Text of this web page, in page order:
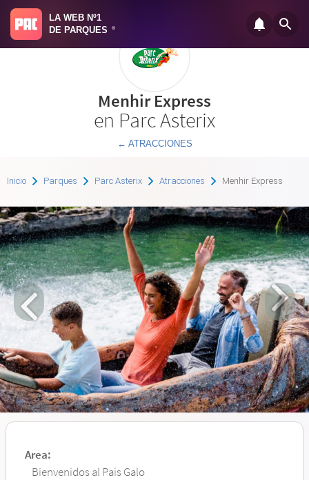
LA WEB Nº1
DE PARQUES
®
Menhir Express
en Parc Asterix
← ATRACCIONES
Inicio Parques Parc Asterix Atracciones Menhir Express
Area:
Bienvenidos al País Galo